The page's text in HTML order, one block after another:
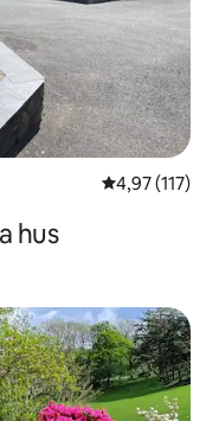
4,97 av 5 i
4,97 (117)
hus